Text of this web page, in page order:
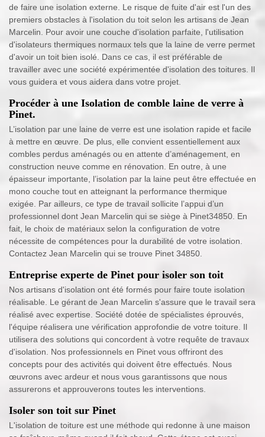
de faire une isolation externe. Le risque de fuite d'air est l'un des
premiers obstacles à l'isolation du toit selon les artisans de Jean
Marcelin. Pour avoir une couche d'isolation parfaite, l'utilisation
d'isolateurs thermiques normaux tels que la laine de verre permet
d'avoir un toit bien isolé. Dans ce cas, il est préférable de
travailler avec une société expérimentée d'isolation des toitures. Il
vous guidera et vous aidera dans votre projet.
Procéder à une Isolation de comble laine de verre à
Pinet.
L’isolation par une laine de verre est une isolation rapide et facile
à mettre en œuvre. De plus, elle convient essentiellement aux
combles perdus aménagés ou en attente d’aménagement, en
construction neuve comme en rénovation. En outre, à une
épaisseur importante, l’isolation par la laine peut être effectuée en
mono couche tout en atteignant la performance thermique
exigée. Par ailleurs, ce type de travail sollicite l’appui d’un
professionnel dont Jean Marcelin qui se siège à Pinet34850. En
fait, le choix de matériaux selon la configuration de votre
nécessite de compétences pour la durabilité de votre isolation.
Contactez Jean Marcelin qui se trouve Pinet 34850.
Entreprise experte de Pinet pour isoler son toit
Nos artisans d'isolation ont été formés pour faire toute isolation
réalisable. Le gérant de Jean Marcelin s'assure que le travail sera
réalisé avec expertise. Société dotée de spécialistes éprouvés,
l'équipe réalisera une vérification approfondie de votre toiture. Il
utilisera des solutions qui concordent à votre requête de travaux
d'isolation. Nos professionnels en Pinet vous offriront des
concepts pour des activités qui doivent être effectués. Nous
œuvrons avec ardeur et nous vous garantissons que nous
assurerons et approuverons toutes les interventions.
Isoler son toit sur Pinet
L'isolation de toiture est une méthode qui redonne à une maison